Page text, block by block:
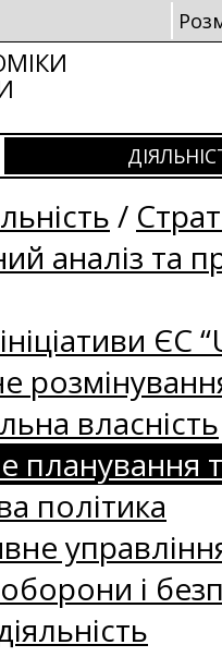
/
аналіз та
ЄС
власність
політика
і